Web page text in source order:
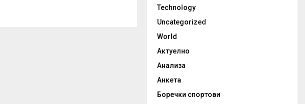
Technology
Uncategorized
World
Актуелно
Анализа
Анкета
Боречки спортови